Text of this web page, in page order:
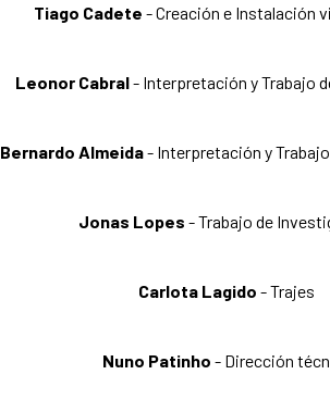
Tiago Cadete - Creación e Instalación
Leonor Cabral- Interpretación y Trabajo
Bernardo Almeida- Interpretación y
Jonas Lopes - Trabajo de
Carlota Lagido - Trajes
Nuno Patinho - Dirección